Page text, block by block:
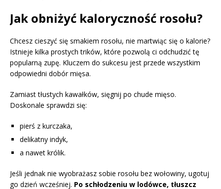
Jak obniżyć kaloryczność rosołu?
Chcesz cieszyć się smakiem rosołu, nie martwiąc się o kalorie?
Istnieje kilka prostych trików, które pozwolą ci odchudzić tę
popularną zupę. Kluczem do sukcesu jest przede wszystkim
odpowiedni dobór mięsa.
Zamiast tłustych kawałków, sięgnij po chude mięso.
Doskonale sprawdzi się:
pierś z kurczaka,
delikatny indyk,
a nawet królik.
Jeśli jednak nie wyobrażasz sobie rosołu bez wołowiny, ugotuj
go dzień wcześniej. Po schłodzeniu w lodówce, tłuszcz